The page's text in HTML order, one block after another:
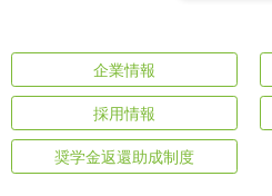
企業情報
採用情報
奨学金返還助成制度